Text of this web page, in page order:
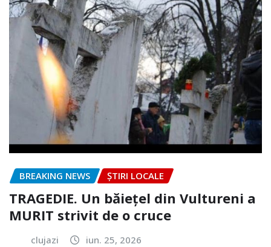
BREAKING NEWS ȘTIRI LOCALE
TRAGEDIE. Un băiețel din Vultureni a
MURIT strivit de o cruce
clujazi iun. 25, 2026